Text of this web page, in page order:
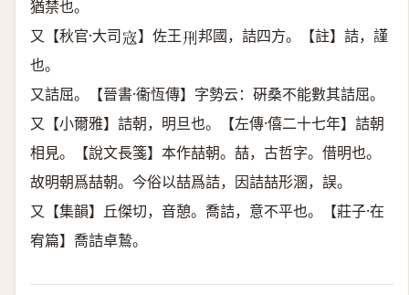
猶禁也。
又【秋官·大司𡨥 】佐王𠛬邦國，詰四方。【註】詰，謹
也。
又詰屈。【晉書·衞恆傳】字勢云：硏桑不能數其詰屈。
又【小爾雅】詰朝，明旦也。【左傳·僖二十七年】詰朝
相見。【說文長箋】本作喆朝。喆，古哲字。借明也。
故明朝爲喆朝。今俗以喆爲詰，因詰喆形溷，誤。
又【集韻】丘傑切，音憩。喬詰，意不平也。【莊子·在
宥篇】喬詰卓鷙。